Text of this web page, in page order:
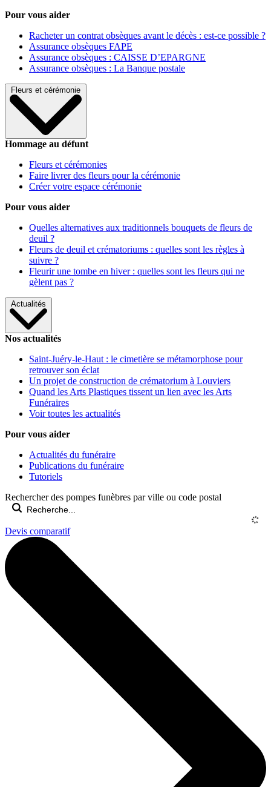
Pour vous aider
Racheter un contrat obsèques avant le décès : est-ce possible ?
Assurance obsèques FAPE
Assurance obsèques : CAISSE D’EPARGNE
Assurance obsèques : La Banque postale
Fleurs et cérémonie
Hommage au défunt
Fleurs et cérémonies
Faire livrer des fleurs pour la cérémonie
Créer votre espace cérémonie
Pour vous aider
Quelles alternatives aux traditionnels bouquets de fleurs de
deuil ?
Fleurs de deuil et crématoriums : quelles sont les règles à
suivre ?
Fleurir une tombe en hiver : quelles sont les fleurs qui ne
gèlent pas ?
Actualités
Nos actualités
Saint-Juéry-le-Haut : le cimetière se métamorphose pour
retrouver son éclat
Un projet de construction de crématorium à Louviers
Quand les Arts Plastiques tissent un lien avec les Arts
Funéraires
Voir toutes les actualités
Pour vous aider
Actualités du funéraire
Publications du funéraire
Tutoriels
Rechercher des pompes funèbres par ville ou code postal
Devis comparatif